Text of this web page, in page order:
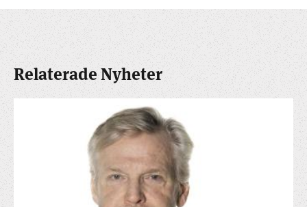
Relaterade Nyheter